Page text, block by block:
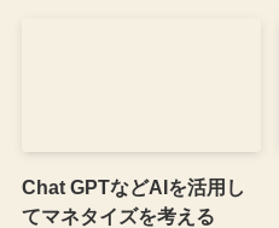
Chat GPTなどAIを活用し
てマネタイズを考える